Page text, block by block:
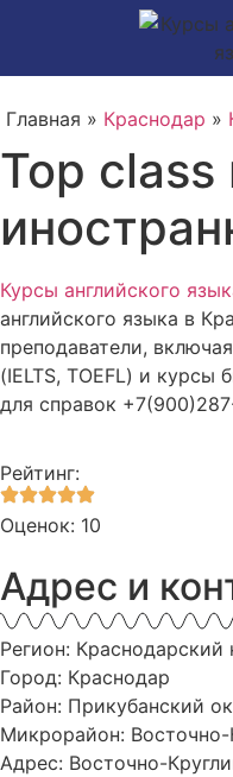
Главная » Краснодар »
Top class
Курсы английского
английского языка в
преподаватели,
(IELTS, TOEFL) и курсы
для справок
Рейтинг:
Оценок: 10
Адрес и
Регион: Краснодарский
Город: Краснодар
Район: Прикубанский
Микрорайон:
Адрес: Восточно-